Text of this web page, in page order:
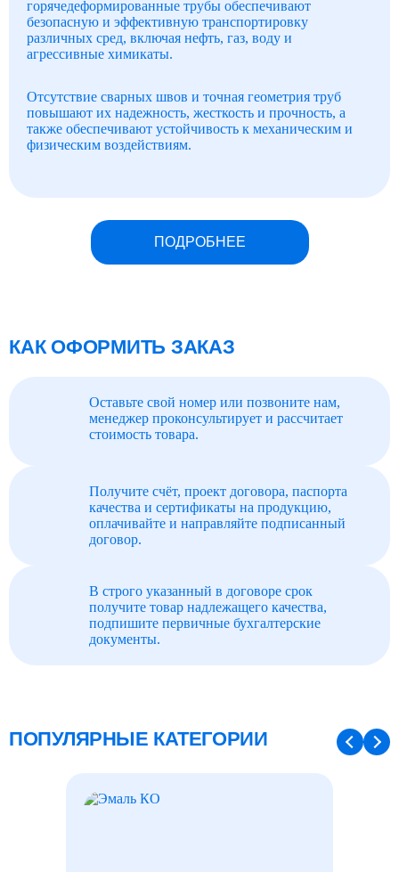
горячедеформированные трубы обеспечивают
безопасную и эффективную транспортировку
различных сред, включая нефть, газ, воду и
агрессивные химикаты.
Отсутствие сварных швов и точная геометрия труб
повышают их надежность, жесткость и прочность, а
также обеспечивают устойчивость к механическим и
физическим воздействиям.
ПОДРОБНЕЕ
КАК ОФОРМИТЬ ЗАКАЗ
Оставьте свой номер или позвоните нам,
менеджер проконсультирует и рассчитает
стоимость товара.
Получите счёт, проект договора, паспорта
качества и сертификаты на продукцию,
оплачивайте и направляйте подписанный
договор.
В строго указанный в договоре срок
получите товар надлежащего качества,
подпишите первичные бухгалтерские
документы.
ПОПУЛЯРНЫЕ КАТЕГОРИИ